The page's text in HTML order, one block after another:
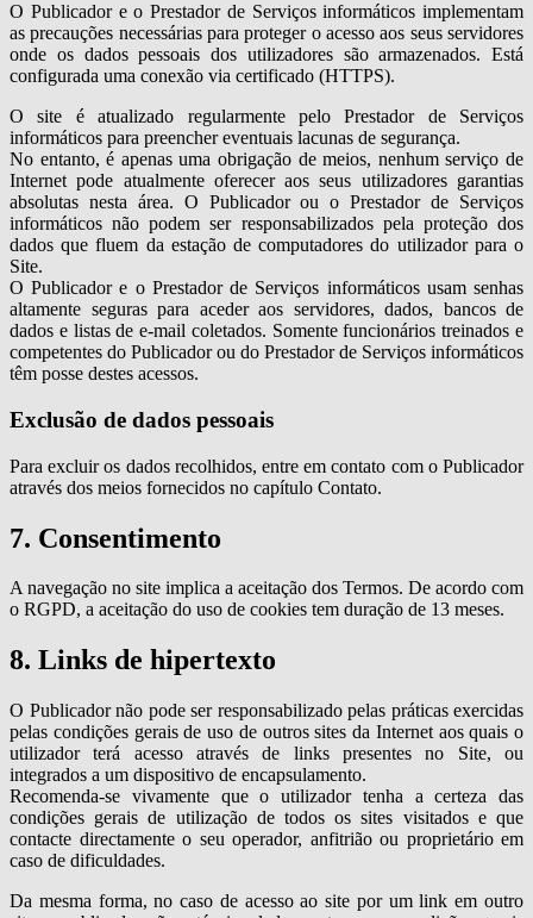
O Publicador e o Prestador de Serviços informáticos implementam
as precauções necessárias para proteger o acesso aos seus servidores
onde os dados pessoais dos utilizadores são armazenados. Está
configurada uma conexão via certificado (HTTPS).
O site é atualizado regularmente pelo Prestador de Serviços
informáticos para preencher eventuais lacunas de segurança.
No entanto, é apenas uma obrigação de meios, nenhum serviço de
Internet pode atualmente oferecer aos seus utilizadores garantias
absolutas nesta área. O Publicador ou o Prestador de Serviços
informáticos não podem ser responsabilizados pela proteção dos
dados que fluem da estação de computadores do utilizador para o
Site.
O Publicador e o Prestador de Serviços informáticos usam senhas
altamente seguras para aceder aos servidores, dados, bancos de
dados e listas de e-mail coletados. Somente funcionários treinados e
competentes do Publicador ou do Prestador de Serviços informáticos
têm posse destes acessos.
Exclusão de dados pessoais
Para excluir os dados recolhidos, entre em contato com o Publicador
através dos meios fornecidos no capítulo Contato.
7. Consentimento
A navegação no site implica a aceitação dos Termos. De acordo com
o RGPD, a aceitação do uso de cookies tem duração de 13 meses.
8. Links de hipertexto
O Publicador não pode ser responsabilizado pelas práticas exercidas
pelas condições gerais de uso de outros sites da Internet aos quais o
utilizador terá acesso através de links presentes no Site, ou
integrados a um dispositivo de encapsulamento.
Recomenda-se vivamente que o utilizador tenha a certeza das
condições gerais de utilização de todos os sites visitados e que
contacte directamente o seu operador, anfitrião ou proprietário em
caso de dificuldades.
Da mesma forma, no caso de acesso ao site por um link em outro